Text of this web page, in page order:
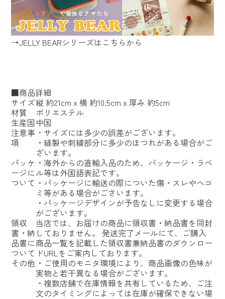
→JELLY BEARシリーズはこちらから
■商品詳細
サイズ縦 約21cm x 横 約10.5cm x 厚み 約5cm
材質
ポリエステル
生産国 中国
注意事
項
・サイズには多少の誤差がございます。
・縫製や刺繍部分に多少のほつれがある場合がご
ざいます。
パッケ
ージに
ついて
・海外からの直輸入品のため、パッケージ・ラベ
ル等は外国語表記です。
・パッケージに輸送の際についた傷・スレやヘコ
ミ等がある場合がごさいます。
・パッケージデザインが予告なしに変更する場合
がございます。
領収
書・納
品書に
ついて
当店では、お届けの商品に領収書・納品書を同封
しておりません。 発送完了メールにて、ご購入
商品一覧を記載した領収書兼納品書のダウンロー
ドURLをご案内しております。
その他 ・ご使用のモニタ環境により、商品画像の色味が
実物と若干異なる場合がございます。
・複数店舗で在庫情報を共有しているため、ご注
文のタイミングによっては在庫が確保できない場